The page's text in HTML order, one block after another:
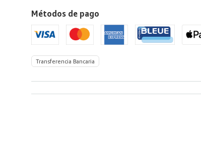
de
America
Métodos de pago
Transferencia Bancaria